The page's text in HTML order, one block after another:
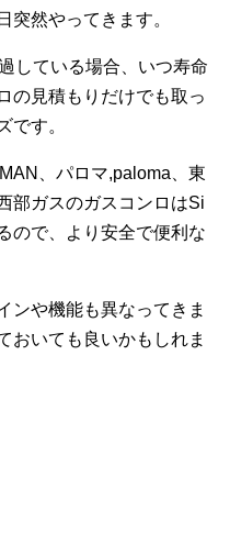
突然やってきます。
している場合、いつ寿命
の見積もりだけでも取っ
です。
、パロマ,paloma、東
部ガスのガスコンロはSi
ので、より安全で便利な
ンや機能も異なってきま
おいても良いかもしれま